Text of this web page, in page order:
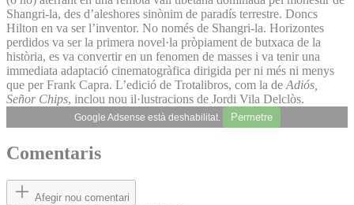
Shangri-la, des d’aleshores sinònim de paradís terrestre. Doncs
Hilton en va ser l’inventor. No només de Shangri-la. Horizontes
perdidos va ser la primera novel·la pròpiament de butxaca de la
història, es va convertir en un fenomen de masses i va tenir una
immediata adaptació cinematogràfica dirigida per ni més ni menys
que per Frank Capra. L’edició de Trotalibros, com la de Adiós,
Señor Chips, inclou nou il·lustracions de Jordi Vila Delclòs.
Google Adsense està deshabilitat. Permetre
Comentaris
Afegir nou comentari